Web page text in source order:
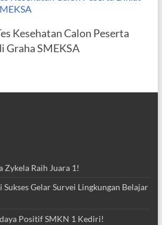
Kesehatan Calon Peserta
Graha SMEKSA
Zykela Raih Juara 1!
Gelar Survei Lingkungan Belajar
Positif SMKN 1 Kediri!